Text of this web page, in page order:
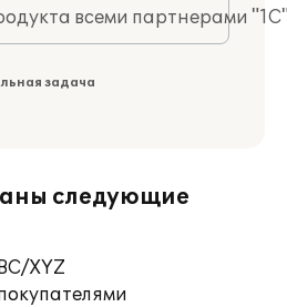
всеми партнерами
задача
следующие
XYZ